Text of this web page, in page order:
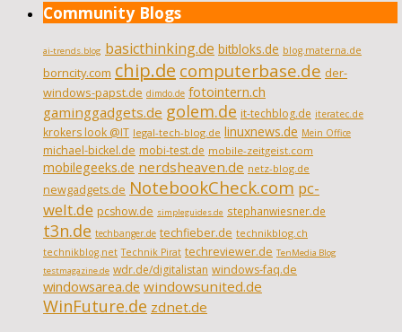
Community Blogs
ai-trends.blog basicthinking.de bitbloks.de blog.materna.de
borncity.com chip.de computerbase.de der-
windows-papst.de dimdo.de fotointern.ch
gaminggadgets.de golem.de it-techblog.de iteratec.de
krokers look @IT legal-tech-blog.de linuxnews.de Mein Office
michael-bickel.de mobi-test.de mobile-zeitgeist.com
mobilegeeks.de nerdsheaven.de netz-blog.de
newgadgets.de NotebookCheck.com pc-
welt.de pcshow.de simpleguides.de stephanwiesner.de
t3n.de techbanger.de techfieber.de technikblog.ch
technikblog.net Technik Pirat techreviewer.de TenMedia Blog
testmagazine.de wdr.de/digitalistan windows-faq.de
windowsarea.de windowsunited.de
WinFuture.de zdnet.de